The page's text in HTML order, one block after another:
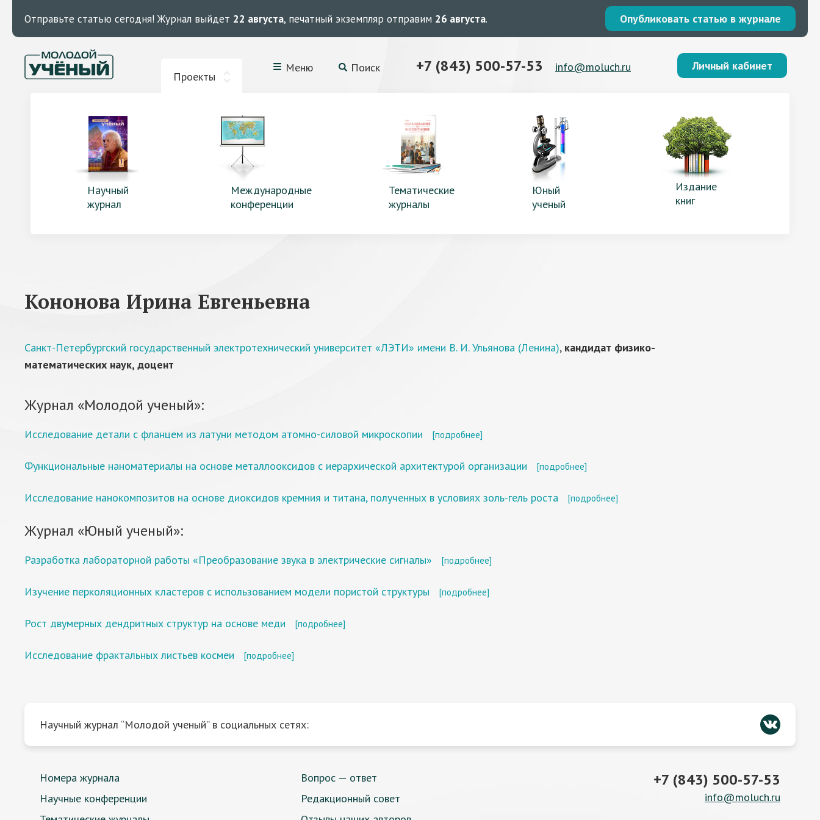
Отправьте статью сегодня! Журнал выйдет 22 августа, печатный экземпляр отправим 26 августа. Опубликовать статью в журнале
Проекты
Меню Поиск +7 (843) 500-57-53 info@moluch.ru Личный кабинет
Научный
журнал
Международные
конференции
Тематические
журналы
Юный
ученый
Издание
книг
Кононова Ирина Евгеньевна
Санкт-Петербургский государственный электротехнический университет «ЛЭТИ» имени В. И. Ульянова (Ленина), кандидат физико-
математических наук, доцент
Журнал «Молодой ученый»:
Исследование детали с фланцем из латуни методом атомно-силовой микроскопии [подробнее]
Функциональные наноматериалы на основе металлооксидов с иерархической архитектурой организации [подробнее]
Исследование нанокомпозитов на основе диоксидов кремния и титана, полученных в условиях золь-гель роста [подробнее]
Журнал «Юный ученый»:
Разработка лабораторной работы «Преобразование звука в электрические сигналы» [подробнее]
Изучение перколяционных кластеров с использованием модели пористой структуры [подробнее]
Рост двумерных дендритных структур на основе меди [подробнее]
Исследование фрактальных листьев космеи [подробнее]
Научный журнал “Молодой ученый” в социальных сетях:
Номера журнала
Научные конференции
Вопрос — ответ
Редакционный совет
+7 (843) 500-57-53
info@moluch.ru